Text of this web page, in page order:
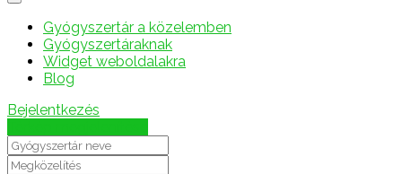
Gyógyszertár a közelemben
Gyógyszertáraknak
Widget weboldalakra
Blog
Bejelentkezés